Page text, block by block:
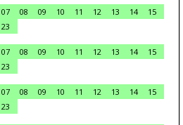
07 08 09 10 11 12 13 14
15
23
07 08 09 10 11 12 13 14
15
23
07 08 09 10 11 12 13 14
15
23